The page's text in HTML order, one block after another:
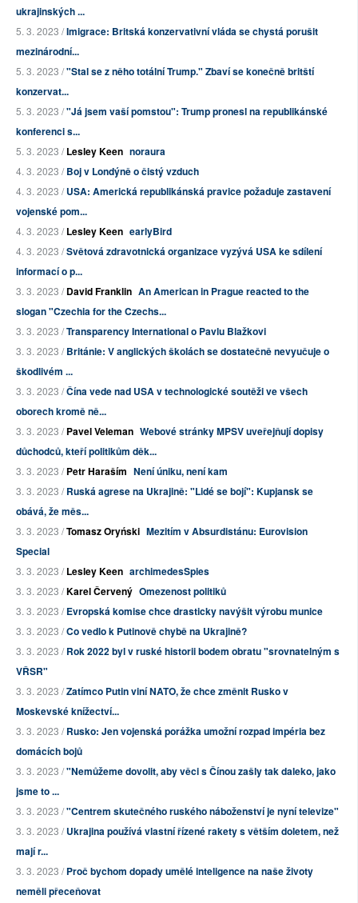
ukrajinských ...
5. 3. 2023 /Imigrace: Britská konzervativní vláda se chystá porušit
mezinárodní...
5. 3. 2023 /"Stal se z něho totální Trump." Zbaví se konečně britští
konzervat...
5. 3. 2023 /"Já jsem vaší pomstou": Trump pronesl na republikánské
konferenci s...
5. 3. 2023 /Lesley Keen noraura
4. 3. 2023 /Boj v Londýně o čistý vzduch
4. 3. 2023 /USA: Americká republikánská pravice požaduje zastavení
vojenské pom...
4. 3. 2023 /Lesley Keen earlyBird
4. 3. 2023 /Světová zdravotnická organizace vyzývá USA ke sdílení
informací o p...
3. 3. 2023 /David Franklin An American in Prague reacted to the
slogan "Czechia for the Czechs...
3. 3. 2023 /Transparency International o Pavlu Blažkovi
3. 3. 2023 /Británie: V anglických školách se dostatečně nevyučuje o
škodlivém ...
3. 3. 2023 /Čína vede nad USA v technologické soutěži ve všech
oborech kromě ně...
3. 3. 2023 /Pavel Veleman Webové stránky MPSV uveřejňují dopisy
důchodců, kteří politikům děk...
3. 3. 2023 /Petr Haraším Není úniku, není kam
3. 3. 2023 /Ruská agrese na Ukrajině: "Lidé se bojí": Kupjansk se
obává, že měs...
3. 3. 2023 /Tomasz Oryński Mezitím v Absurdistánu: Eurovision
Special
3. 3. 2023 /Lesley Keen archimedesSpies
3. 3. 2023 /Karel Červený Omezenost politiků
3. 3. 2023 /Evropská komise chce drasticky navýšit výrobu munice
3. 3. 2023 /Co vedlo k Putinově chybě na Ukrajině?
3. 3. 2023 /Rok 2022 byl v ruské historii bodem obratu "srovnatelným s
VŘSR"
3. 3. 2023 /Zatímco Putin viní NATO, že chce změnit Rusko v
Moskevské knížectví...
3. 3. 2023 /Rusko: Jen vojenská porážka umožní rozpad impéria bez
domácích bojů
3. 3. 2023 /"Nemůžeme dovolit, aby věci s Čínou zašly tak daleko, jako
jsme to ...
3. 3. 2023 /"Centrem skutečného ruského náboženství je nyní televize"
3. 3. 2023 /Ukrajina používá vlastní řízené rakety s větším doletem, než
mají r...
3. 3. 2023 /Proč bychom dopady umělé inteligence na naše životy
neměli přeceňovat